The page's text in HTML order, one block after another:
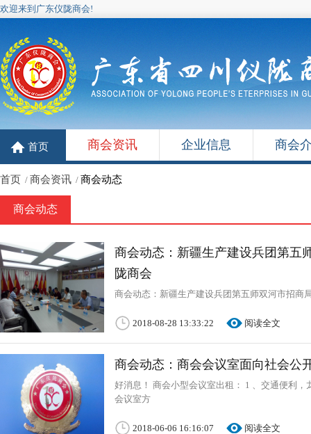
欢迎来到广东仪陇商会!
首页 商会资讯 企业信息 商会
首页 / 商会资讯 / 商会动态
商会动态
商会动态：新疆生产建设兵团第五
陇商会
商会动态：新疆生产建设兵团第五师双河市招商
2018-08-28 13:33:22 阅读全文
商会动态：商会会议室面向社会公
好消息！ 商会小型会议室出租： 1 、交通便利
会议室方
2018-06-06 16:16:07 阅读全文